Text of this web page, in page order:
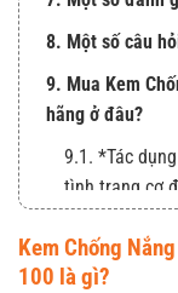
8. Một số câu
9. Mua Kem
hãng ở đâu?
9.1. *Tác
tình trạng cơ
Kem Chống
100 là gì?